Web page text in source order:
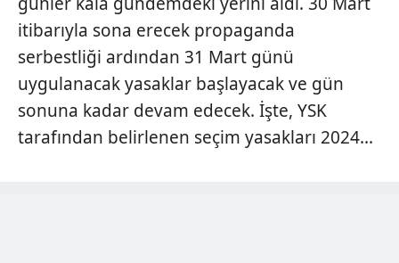
itibarıyla sona erecek propaganda
serbestliği ardından 31 Mart günü
uygulanacak yasaklar başlayacak ve gün
sonuna kadar devam edecek. İşte, YSK
tarafından belirlenen seçim yasakları 2024...